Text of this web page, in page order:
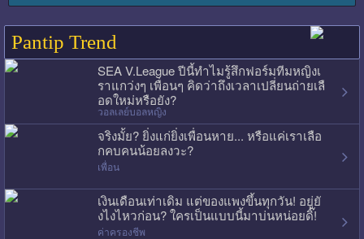
Pantip Trend
SEA V.League ปีนี้ทำไมรู้สึกฟอร์มทีมหญิงเ
ราแกว่งๆ เพื่อนๆ คิดว่าถึงเวลาเปลี่ยนถ่ายเลื
อดใหม่หรือยัง?
วอลเลย์บอลหญิง
จริงมั้ย? ยิ่งแก่ยิ่งเพื่อนหาย... หรือแค่เราเลือ
กคบคนน้อยลงวะ?
เพื่อน
เงินเดือนเท่าเดิม แต่ของแพงขึ้นทุกวัน! อยู่ยั
งไงไหวก่อน? ใครเป็นแบบนี้มาบ่นหน่อยดิ๊!
ค่าครองชีพ